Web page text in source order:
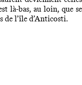
là-bas, au loin, que se
de l’île d’Anticosti.